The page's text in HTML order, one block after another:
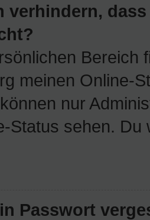
verhindern,
Bereich
meinen Online-
nur
Status sehen.
Passwort